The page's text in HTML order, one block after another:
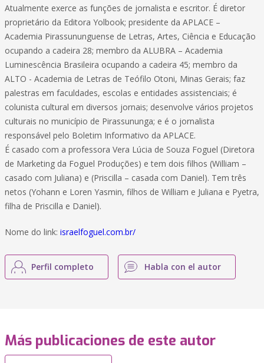
Atualmente exerce as funções de jornalista e escritor. É diretor
proprietário da Editora Yolbook; presidente da APLACE –
Academia Pirassununguense de Letras, Artes, Ciência e Educação
ocupando a cadeira 28; membro da ALUBRA – Academia
Luminescência Brasileira ocupando a cadeira 45; membro da
ALTO - Academia de Letras de Teófilo Otoni, Minas Gerais; faz
palestras em faculdades, escolas e entidades assistenciais; é
colunista cultural em diversos jornais; desenvolve vários projetos
culturais no município de Pirassununga; e é o jornalista
responsável pelo Boletim Informativo da APLACE.
É casado com a professora Vera Lúcia de Souza Foguel (Diretora
de Marketing da Foguel Produções) e tem dois filhos (William –
casado com Juliana) e (Priscilla – casada com Daniel). Tem três
netos (Yohann e Loren Yasmin, filhos de William e Juliana e Pyetra,
filha de Priscilla e Daniel).
Nome do link: israelfoguel.com.br/
Perfil completo Habla con el autor
Más publicaciones de este autor